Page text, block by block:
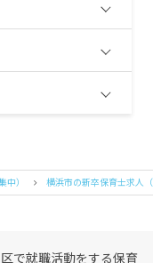
中） 横浜市の新卒保育士求人
で就職活動をする保育